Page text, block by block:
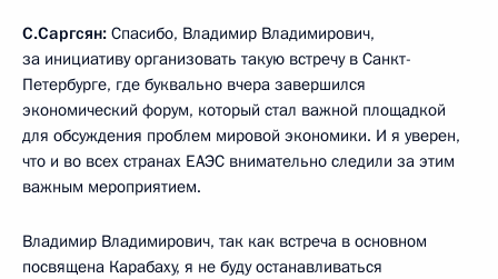
С.Саргсян: Спасибо, Владимир Владимирович,
за инициативу организовать такую встречу в Санкт-
Петербурге, где буквально вчера завершился
экономический форум, который стал важной площадкой
для обсуждения проблем мировой экономики. И я уверен,
что и во всех странах ЕАЭС внимательно следили за этим
важным мероприятием.
Владимир Владимирович, так как встреча в основном
посвящена Карабаху, я не буду останавливаться